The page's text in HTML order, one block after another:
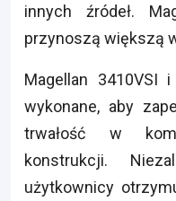
innych źródeł.
przynoszą większą
Magellan 3410VSI
wykonane, aby
trwałość w
konstrukcji.
użytkownicy